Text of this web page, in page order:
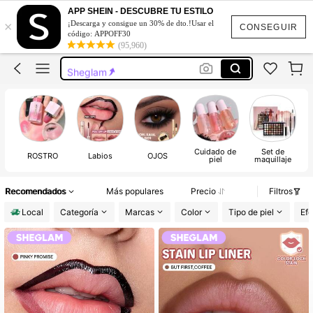
CONSEGUIR
×
APP SHEIN - DESCUBRE TU ESTILO
¡Descarga y consigue un 30% de dto.!Usar el
código: APPOFF30
(95,960)
Maquillaje
Pestañas
Juguetes Para Adultos
Sheglam
Maquillaje
Pestañas
ROSTRO Labios OJOS Cuidado de
piel
Set de
maquillaje
Recomendados Más populares Precio
Filtros
Local
Categoría Marcas Color Tipo de piel